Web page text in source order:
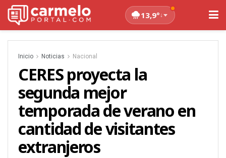
13,9°↓
Inicio Noticias Nacional
CERES proyecta la
segunda mejor
temporada de verano en
cantidad de visitantes
extranjeros